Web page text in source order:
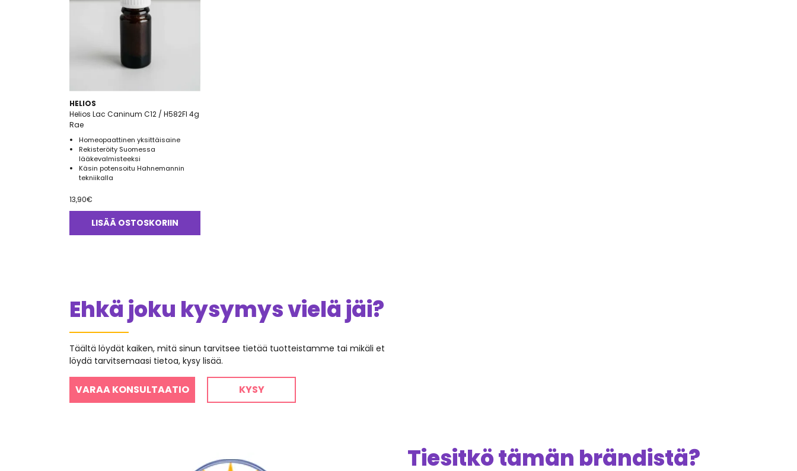
HELIOS
Helios Lac Caninum C12 / H582FI 4g
Rae
Homeopaattinen yksittäisaine
Rekisteröity Suomessa
lääkevalmisteeksi
Käsin potensoitu Hahnemannin
tekniikalla
13,90€
LISÄÄ OSTOSKORIIN
Ehkä joku kysymys vielä jäi?
Täältä löydät kaiken, mitä sinun tarvitsee tietää tuotteistamme tai mikäli et
löydä tarvitsemaasi tietoa, kysy lisää.
VARAA KONSULTAATIO KYSY
Tiesitkö tämän brändistä?